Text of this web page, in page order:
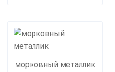
морковный металлик